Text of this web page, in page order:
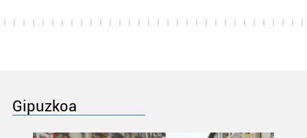
Gipuzkoa